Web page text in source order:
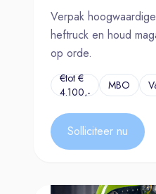
Verpak
heftruck en houd
op orde.
€tot €
4.100,-
MBO
Solliciteer nu